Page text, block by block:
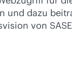
und dazu
von SASE